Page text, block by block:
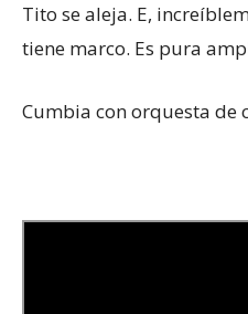
Tito se aleja. E,
tiene marco. Es pura
Cumbia con orquesta de